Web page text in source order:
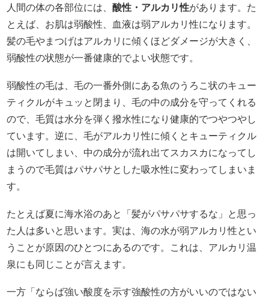
人間の体の各部位には、酸性・アルカリ性があります。た
とえば、お肌は弱酸性、血液は弱アルカリ性になります。
髪の毛やまつげはアルカリに傾くほどダメージが大きく、
弱酸性の状態が一番健康的でよい状態です。
弱酸性の毛は、毛の一番外側にある魚のうろこ状のキュー
ティクルがキュッと閉まり、毛の中の成分を守ってくれる
ので、毛質は水分を弾く撥水性になり健康的でつやつやし
ています。逆に、毛がアルカリ性に傾くとキューティクル
は開いてしまい、中の成分が流れ出てスカスカになってし
まうので毛質はパサパサとした吸水性に変わってしまいま
す。
たとえば夏に海水浴のあと「髪がパサパサするな」と思っ
た人は多いと思います。実は、海の水が弱アルカリ性とい
うことが原因のひとつにあるのです。これは、アルカリ温
泉にも同じことが言えます。
一方「ならば強い酸度を示す強酸性の方がいいのではない